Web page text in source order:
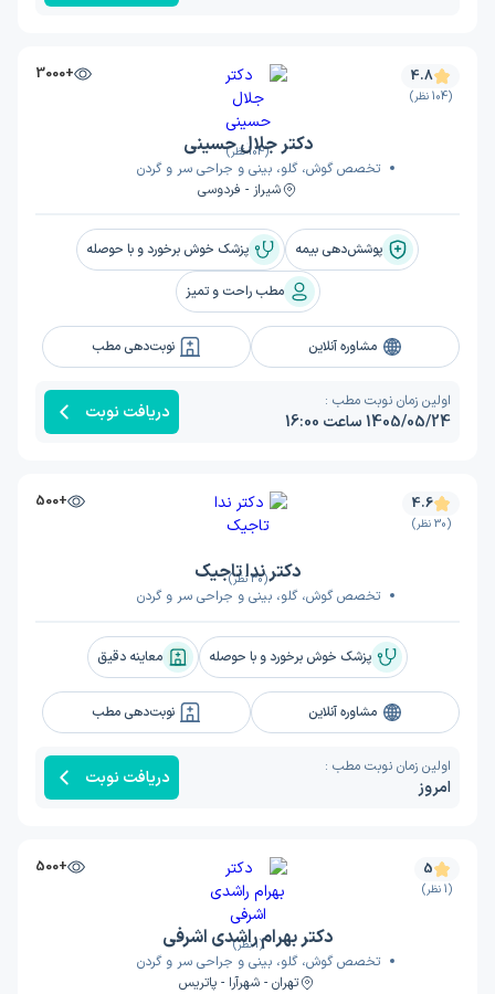
(104 نظر)
+3000 4.8
(104 نظر)
دکتر جلال حسینی
تخصص گوش، گلو، بینی و جراحی سر و گردن
شیراز - فردوسی
پوشش‌دهی بیمه پزشک خوش برخورد و با حوصله
مطب راحت و تمیز
مشاوره آنلاین نوبت‌دهی مطب
اولین زمان نوبت مطب :
1405/05/24 ساعت 16:00 دریافت نوبت
(30 نظر)
+500 4.6
(30 نظر)
دکتر ندا تاجیک
تخصص گوش، گلو، بینی و جراحی سر و گردن
پزشک خوش برخورد و با حوصله معاینه دقیق
مشاوره آنلاین نوبت‌دهی مطب
اولین زمان نوبت مطب :
امروز دریافت نوبت
(1 نظر)
+500 5
(1 نظر)
دکتر بهرام راشدی اشرفی
تخصص گوش، گلو، بینی و جراحی سر و گردن
تهران - شهرآرا - پاتریس